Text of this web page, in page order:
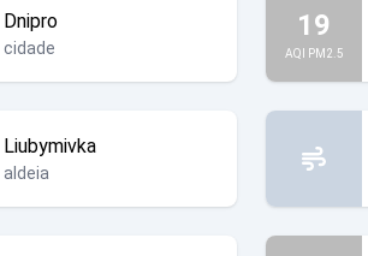
Dnipro
cidade
19
AQI PM2.5
Liubymivka
aldeia